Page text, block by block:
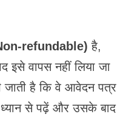
refundable) है,
इसे वापस नहीं लिया जा
जाती है कि वे आवेदन पत्र
से पढ़ें और उसके बाद